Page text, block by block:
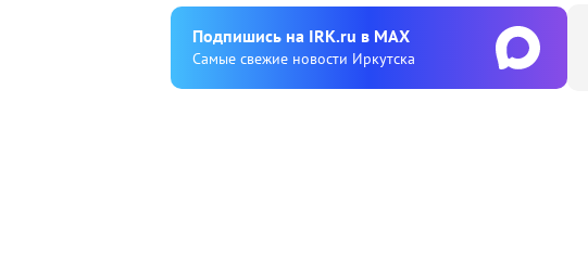
Подпишиcь на IRK.ru в MAX
Cамые свежие новости Иркутска